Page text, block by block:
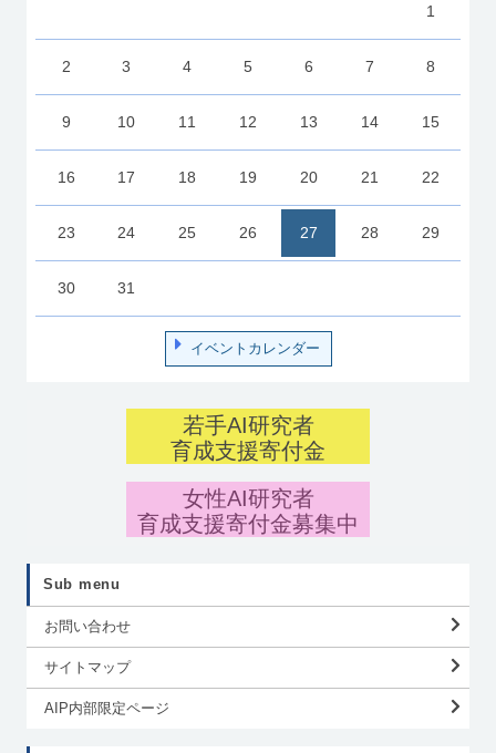
1
2 3 4 5 6 7 8
9 10 11 12 13 14 15
16 17 18 19 20 21 22
23 24 25 26 27 28 29
30 31
イベントカレンダー
若手AI研究者
育成支援寄付金
女性AI研究者
育成支援寄付金募集中
Sub menu
お問い合わせ
サイトマップ
AIP内部限定ページ